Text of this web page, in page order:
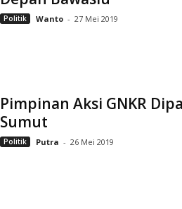
Politik Wanto - 27 Mei 2019
Pimpinan Aksi GNKR
Sumut
Politik Putra - 26 Mei 2019